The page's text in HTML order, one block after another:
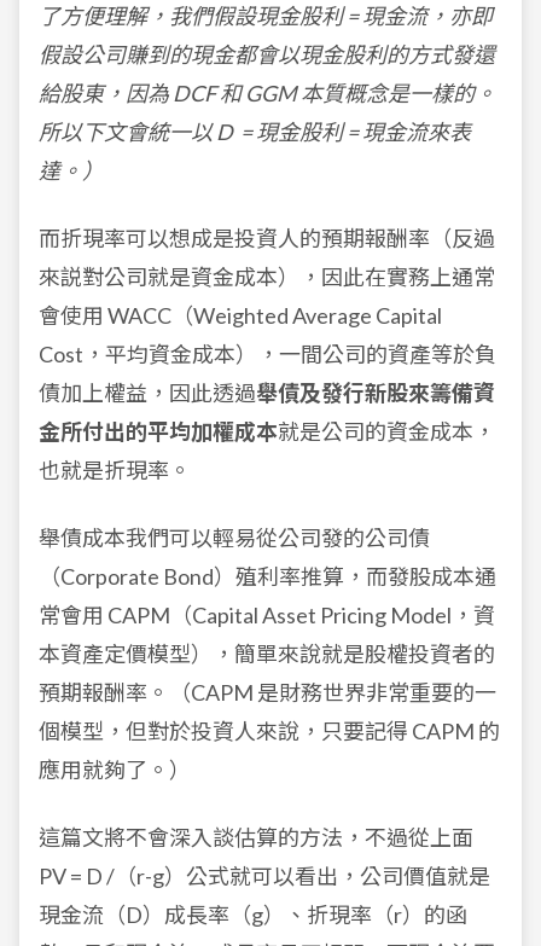
了方便理解，我們假設現金股利 = 現金流，亦即
假設公司賺到的現金都會以現金股利的方式發還
給股東，因為 DCF 和 GGM 本質概念是一樣的。
所以下文會統一以 D = 現金股利 = 現金流來表
達。）
而折現率可以想成是投資人的預期報酬率（反過
來説對公司就是資金成本），因此在實務上通常
會使用 WACC（Weighted Average Capital
Cost，平均資金成本），一間公司的資產等於負
債加上權益，因此透過舉債及發行新股來籌備資
金所付出的平均加權成本就是公司的資金成本，
也就是折現率。
舉債成本我們可以輕易從公司發的公司債
（Corporate Bond）殖利率推算，而發股成本通
常會用 CAPM（Capital Asset Pricing Model，資
本資產定價模型），簡單來說就是股權投資者的
預期報酬率。（CAPM 是財務世界非常重要的一
個模型，但對於投資人來說，只要記得 CAPM 的
應用就夠了。）
這篇文將不會深入談估算的方法，不過從上面
PV = D /（r-g）公式就可以看出，公司價值就是
現金流（D）成長率（g）、折現率（r）的函